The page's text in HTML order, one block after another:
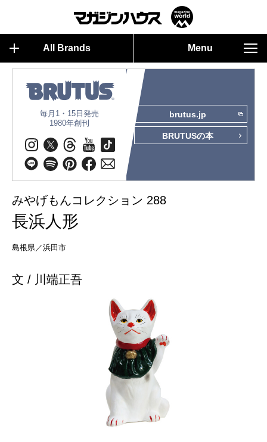
All Brands Menu
毎月1・15日発売
1980年創刊
brutus.jp
BRUTUSの本
みやげもんコレクション 288
長浜人形
島根県／浜田市
文 / 川端正吾